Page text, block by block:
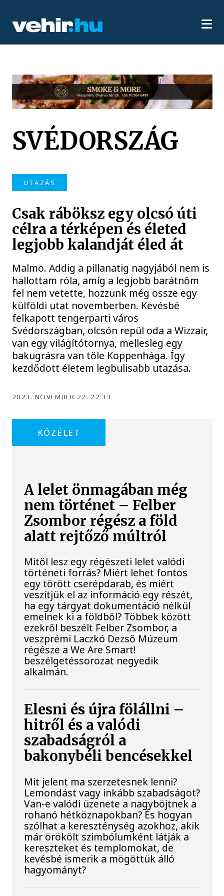
SVÉDORSZÁG
UTAZÁS
Csak ráböksz egy olcsó úti
célra a térképen és életed
legjobb kalandját éled át
Malmö. Addig a pillanatig nagyjából nem is
hallottam róla, amíg a legjobb barátnőm
fel nem vetette, hozzunk még össze egy
külföldi utat novemberben. Kevésbé
felkapott tengerparti város
Svédországban, olcsón repül oda a Wizzair,
van egy világítótornya, mellesleg egy
bakugrásra van tőle Koppenhága. Így
kezdődött életem legbulisabb utazása.
2023. NOVEMBER 22. 22:33
KÖZÉLET
A lelet önmagában még
nem történet – Felber
Zsombor régész a föld
alatt rejtőző múltról
Mitől lesz egy régészeti lelet valódi
történeti forrás? Miért lehet fontos
egy törött cserépdarab, és miért
veszítjük el az információ egy részét,
ha egy tárgyat dokumentáció nélkül
emelnek ki a földből? Többek között
ezekről beszélt Felber Zsombor, a
veszprémi Laczkó Dezső Múzeum
régésze a We Are Smart!
beszélgetéssorozat negyedik
alkalmán.
Elesni és újra fölállni –
hitről és a valódi
szabadságról a
bakonybéli bencésekkel
Mit jelent ma szerzetesnek lenni?
Lemondást vagy inkább szabadságot?
Van-e valódi üzenete a nagyböjtnek a
rohanó hétköznapokban? És hogyan
szólhat a kereszténység azokhoz, akik
már örökölt szimbólumként látják a
kereszteket és templomokat, de
kevésbé ismerik a mögöttük álló
hagyományt?